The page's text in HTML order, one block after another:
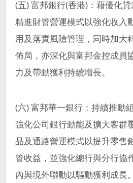
(五) 富邦銀行(香港)：藉優化
精進財管營運模式以強化收入
用及落實風險管理，同時加大
佈局，亦深化與富邦金控成員
力及帶動獲利持續增長。
(六) 富邦華一銀行：持續推動
強化公司銀行動能及擴大客群
品及通路營運模式以提升零售
管收益，並強化總行與分行協
內與境外聯動以驅動獲利成長。